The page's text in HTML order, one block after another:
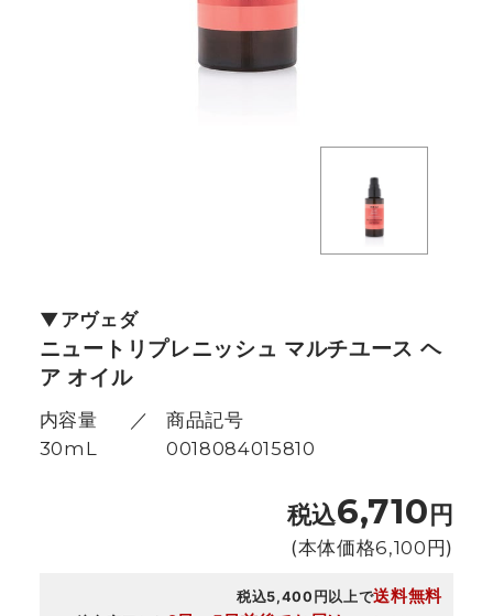
アヴェダ
ニュートリプレニッシュ マルチユース ヘ
ア オイル
内容量
30mL
商品記号
0018084015810
税込6,710 円
(本体価格6,100円)
税込5,400円以上で送料無料